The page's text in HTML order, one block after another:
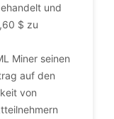
und
$ zu
Miner seinen
auf den
von